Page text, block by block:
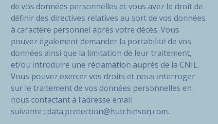
de vos données personnelles et vous avez le droit de
définir des directives relatives au sort de vos données
à caractère personnel après votre décès. Vous
pouvez également demander la portabilité de vos
données ainsi que la limitation de leur traitement,
et/ou introduire une réclamation auprès de la CNIL.
Vous pouvez exercer vos droits et nous interroger
sur le traitement de vos données personnelles en
nous contactant à l’adresse email
suivante : data.protection@hutchinson.com.